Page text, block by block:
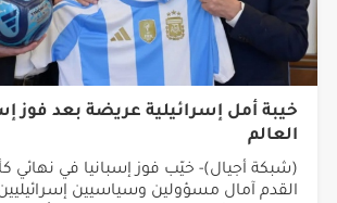
خيبة أمل إسرائيلية عريضة بعد فوز
العالم
(شبكة أجيال)- خيّب فوز إسبانيا في نهائي
القدم آمال مسؤولين وسياسيين